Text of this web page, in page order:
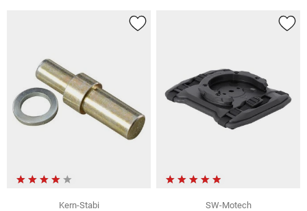
Kern-Stabi
SW-Motech